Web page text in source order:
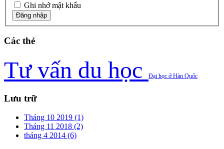
Ghi nhớ mật khẩu
Các thẻ
Tư vấn du học Đại học ở Hàn Quốc
Lưu trữ
Tháng 10 2019 (1)
Tháng 11 2018 (2)
tháng 4 2014 (6)